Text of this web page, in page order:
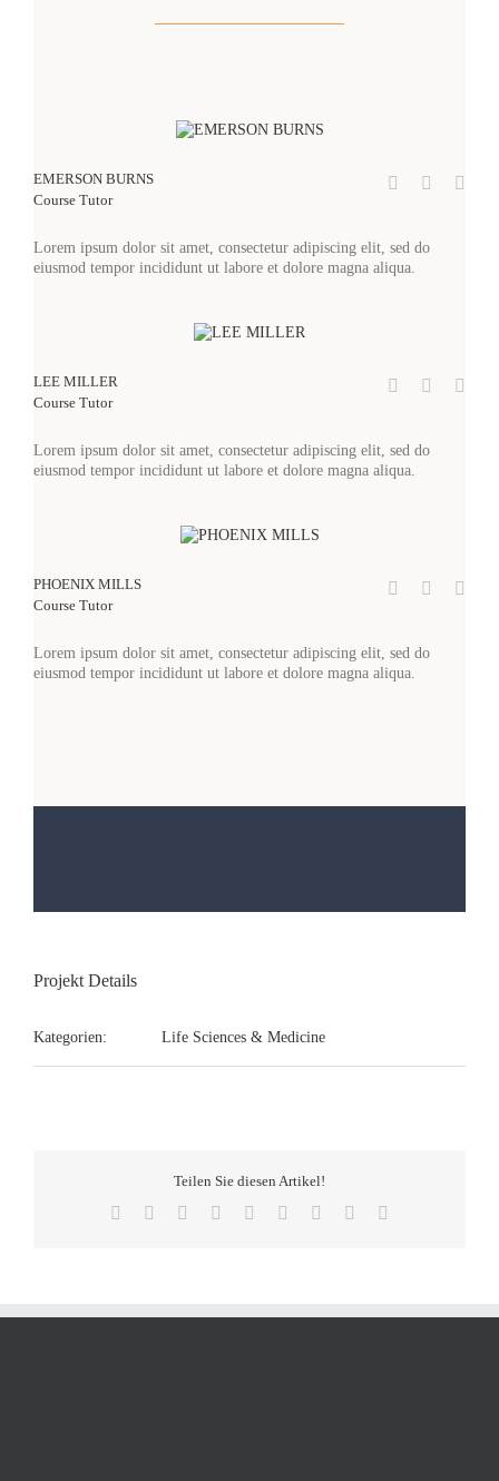
EMERSON BURNS
Course Tutor
Lorem ipsum dolor sit amet, consectetur adipiscing elit, sed do
eiusmod tempor incididunt ut labore et dolore magna aliqua.
LEE MILLER
Course Tutor
Lorem ipsum dolor sit amet, consectetur adipiscing elit, sed do
eiusmod tempor incididunt ut labore et dolore magna aliqua.
PHOENIX MILLS
Course Tutor
Lorem ipsum dolor sit amet, consectetur adipiscing elit, sed do
eiusmod tempor incididunt ut labore et dolore magna aliqua.
Projekt Details
Kategorien: Life Sciences & Medicine
Teilen Sie diesen Artikel!
Facebook
TwitterReddit LinkedInWhatsApp
TumblrPinterest